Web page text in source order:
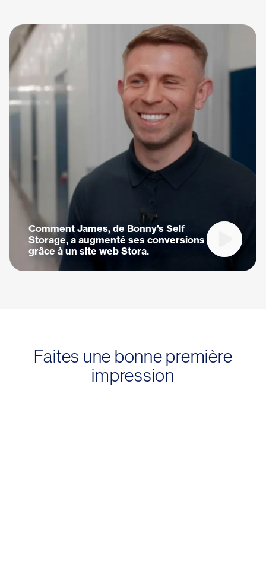
Comment James, de Bonny's Self
Storage, a augmenté ses conversions
grâce à un site web Stora.
Lire la
Faites une bonne première
impression